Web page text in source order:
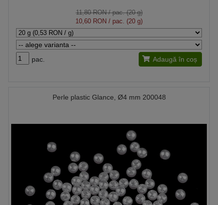
11,80 RON/ pac. (20 g)
10,60 RON / pac. (20 g)
pac. Adaugă în coș
Perle plastic Glance, Ø4 mm 200048